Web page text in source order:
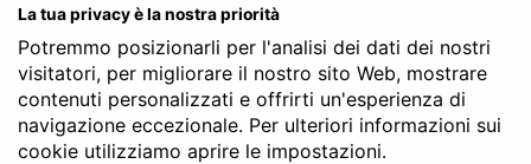
In primo luogo può succedere che gli eredi
siano già al corrente del contenuto del
testamento e vogliano evitare delle spese di
pubblicazione del testamento olografo dal
La tua privacy è la nostra priorità
Potremmo posizionarli per l'analisi dei dati dei nostri
visitatori, per migliorare il nostro sito Web, mostrare
contenuti personalizzati e offrirti un'esperienza di
navigazione eccezionale. Per ulteriori informazioni sui
cookie utilizziamo aprire le impostazioni.